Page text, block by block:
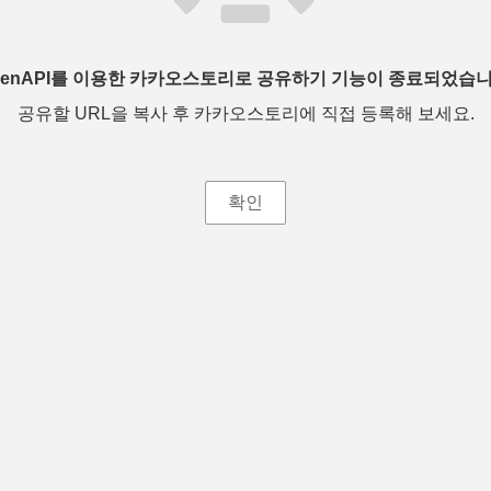
를 이용한 카카오스토리로 공유하기 기능이 종료되었습
공유할 URL을 복사 후 카카오스토리에 직접 등록해 보세요.
확인